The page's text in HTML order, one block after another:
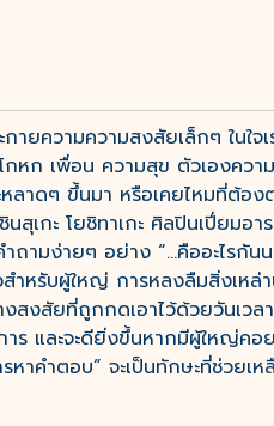
ายความความสงสัยเล็กๆ ในใ
หก เพื่อน ความสุข ตัวเองคว
ลาดๆ ขึ้นมา หรือเคยไหมที่ต้อ
สุเกะ โยชิทาเกะ ศิลปินเปี่ยม
ำถามง่ายๆ อย่าง “...คืออะไร
ำหรับผู้ใหญ่ การหลงลืมสิ่งเหล่
สงสัยที่ถูกกดเอาไว้ด้วยวันเว
ร และจะดียิ่งขึ้นหากมีผู้ใหญ่ค
หาคำตอบ” จะเป็นทักษะที่ช่วยเ